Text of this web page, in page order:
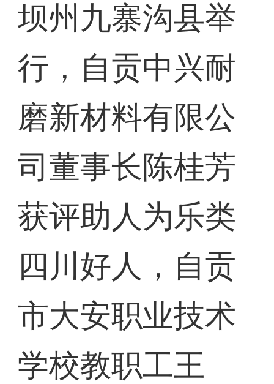
坝州九寨沟县举
行，自贡中兴耐
磨新材料有限公
司董事长陈桂芳
获评助人为乐类
四川好人，自贡
市大安职业技术
学校教职工王